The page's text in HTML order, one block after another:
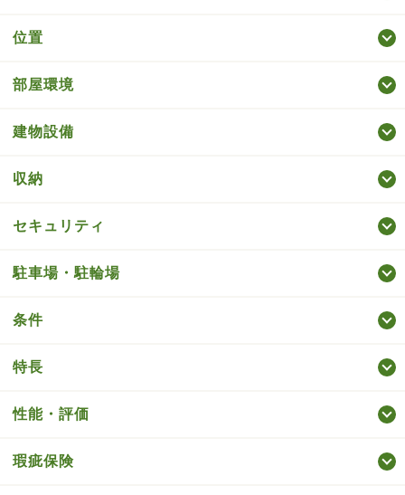
位置
部屋環境
建物設備
収納
セキュリティ
駐車場・駐輪場
条件
特長
性能・評価
瑕疵保険